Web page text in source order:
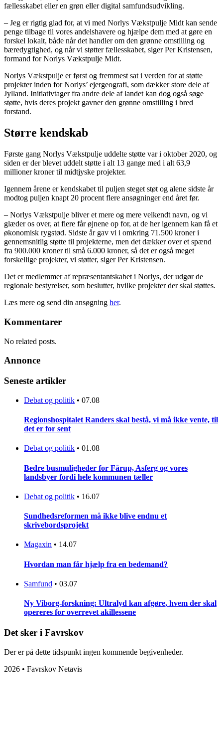
fællesskabet eller en grøn eller digital samfundsudvikling.
– Jeg er rigtig glad for, at vi med Norlys Vækstpulje Midt kan sende
penge tilbage til vores andelshavere og hjælpe dem med at gøre en
forskel lokalt, både når det handler om den grønne omstilling og
bæredygtighed, og når vi støtter fællesskabet, siger Per Kristensen,
formand for Norlys Vækstpulje Midt.
Norlys Vækstpulje er først og fremmest sat i verden for at støtte
projekter inden for Norlys’ ejergeografi, som dækker store dele af
Jylland. Initiativtager fra andre dele af landet kan dog også søge
støtte, hvis deres projekt gavner den grønne omstilling i bred
forstand.
Større kendskab
Første gang Norlys Vækstpulje uddelte støtte var i oktober 2020, og
siden er der blevet uddelt støtte i alt 13 gange med i alt 63,9
millioner kroner til midtjyske projekter.
Igennem årene er kendskabet til puljen steget støt og alene sidste år
modtog puljen knapt 20 procent flere ansøgninger end året før.
– Norlys Vækstpulje bliver et mere og mere velkendt navn, og vi
glæder os over, at flere får øjnene op for, at de her igennem kan få et
økonomisk rygstød. Sidste år gav vi i omkring 71.500 kroner i
gennemsnitlig støtte til projekterne, men det dækker over et spænd
fra 900.000 kroner til små 6.000 kroner, så det er også meget
forskellige projekter, vi støtter, siger Per Kristensen.
Det er medlemmer af repræsentantskabet i Norlys, der udgør de
regionale bestyrelser, som beslutter, hvilke projekter der skal støttes.
Læs mere og send din ansøgning her.
Kommentarer
No related posts.
Annonce
Seneste artikler
Debat og politik • 07.08
Regionshospitalet Randers skal bestå, vi må ikke vente, til
det er for sent
Debat og politik • 01.08
Bedre busmuligheder for Fårup, Asferg og vores
landsbyer fordi hele kommunen tæller
Debat og politik • 16.07
Sundhedsreformen må ikke blive endnu et
skrivebordsprojekt
Magaxin • 14.07
Hvordan man får hjælp fra en bedemand?
Samfund • 03.07
Ny Viborg-forskning: Ultralyd kan afgøre, hvem der skal
opereres for overrevet akillessene
Det sker i Favrskov
Der er på dette tidspunkt ingen kommende begivenheder.
2026 • Favrskov Netavis